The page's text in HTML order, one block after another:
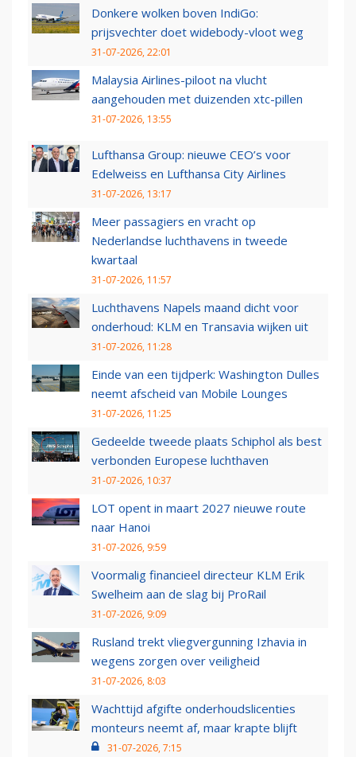
Donkere wolken boven IndiGo:
prijsvechter doet widebody-vloot weg
31-07-2026, 22:01
Malaysia Airlines-piloot na vlucht
aangehouden met duizenden xtc-pillen
31-07-2026, 13:55
Lufthansa Group: nieuwe CEO’s voor
Edelweiss en Lufthansa City Airlines
31-07-2026, 13:17
Meer passagiers en vracht op
Nederlandse luchthavens in tweede
kwartaal
31-07-2026, 11:57
Luchthavens Napels maand dicht voor
onderhoud: KLM en Transavia wijken uit
31-07-2026, 11:28
Einde van een tijdperk: Washington Dulles
neemt afscheid van Mobile Lounges
31-07-2026, 11:25
Gedeelde tweede plaats Schiphol als best
verbonden Europese luchthaven
31-07-2026, 10:37
LOT opent in maart 2027 nieuwe route
naar Hanoi
31-07-2026, 9:59
Voormalig financieel directeur KLM Erik
Swelheim aan de slag bij ProRail
31-07-2026, 9:09
Rusland trekt vliegvergunning Izhavia in
wegens zorgen over veiligheid
31-07-2026, 8:03
Wachttijd afgifte onderhoudslicenties
monteurs neemt af, maar krapte blijft
31-07-2026, 7:15